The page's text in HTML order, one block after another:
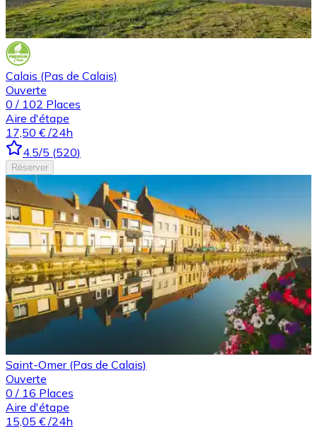
Calais (Pas de Calais)
Ouverte
0 / 102 Places
Aire d'étape
17,50 € /24h
4.5/5 (520)
Réserver
Saint-Omer (Pas de Calais)
Ouverte
0 / 16 Places
Aire d'étape
15,05 € /24h